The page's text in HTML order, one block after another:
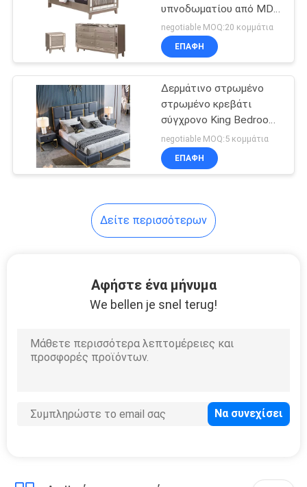
Υπηρεσίες
ντουλάπι
λουτρών
υπνοδωματίου από MDF
ξύλο
negotiable MOQ:20 κομμάτια
ΕΠΑΦΉ
Δερμάτινο στρωμένο
στρωμένο κρεβάτι
σύγχρονο King Bedroom
Sets
negotiable MOQ:5 κομμάτια
ΕΠΑΦΉ
Δείτε περισσότερων
Αφήστε ένα μήνυμα
We bellen je snel terug!